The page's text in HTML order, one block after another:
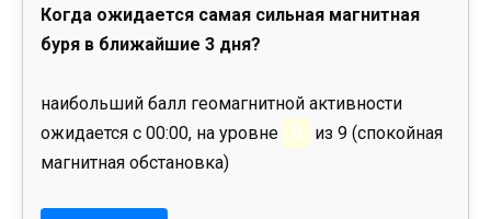
Когда ожидается самая сильная магнитная
буря в ближайшие 3 дня?
наибольший балл геомагнитной активности
ожидается с 00:00, на уровне
0
из 9 (спокойная
магнитная обстановка)